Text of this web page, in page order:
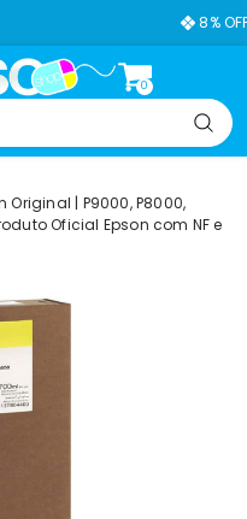
0
| P9000, P8000,
Oficial Epson com NF e